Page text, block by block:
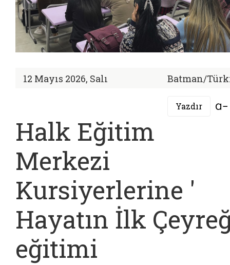
12 Mayıs 2026, Salı Batman/
Yazdır
Halk Eğitim
Merkezi
Kursiyerlerine '
Hayatın İlk
eğitimi